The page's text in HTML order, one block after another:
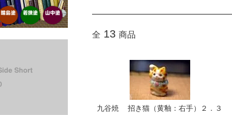
全 13 商品
九谷焼 招き猫（黄釉：右手）２．３